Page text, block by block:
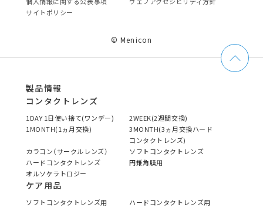
サイトポリシー
© Menicon
製品情報
コンタクトレンズ
1DAY 1日使い捨て(ワンデー)
2WEEK(2週間交換)
1MONTH(1ヵ月交換)
3MONTH(3ヵ月交換ハード
コンタクトレンズ)
カラコン（サークルレンズ）
ソフトコンタクトレンズ
ハードコンタクトレンズ
円錐角膜用
オルソケラトロジー
ケア用品
ソフトコンタクトレンズ用
ハードコンタクトレンズ用